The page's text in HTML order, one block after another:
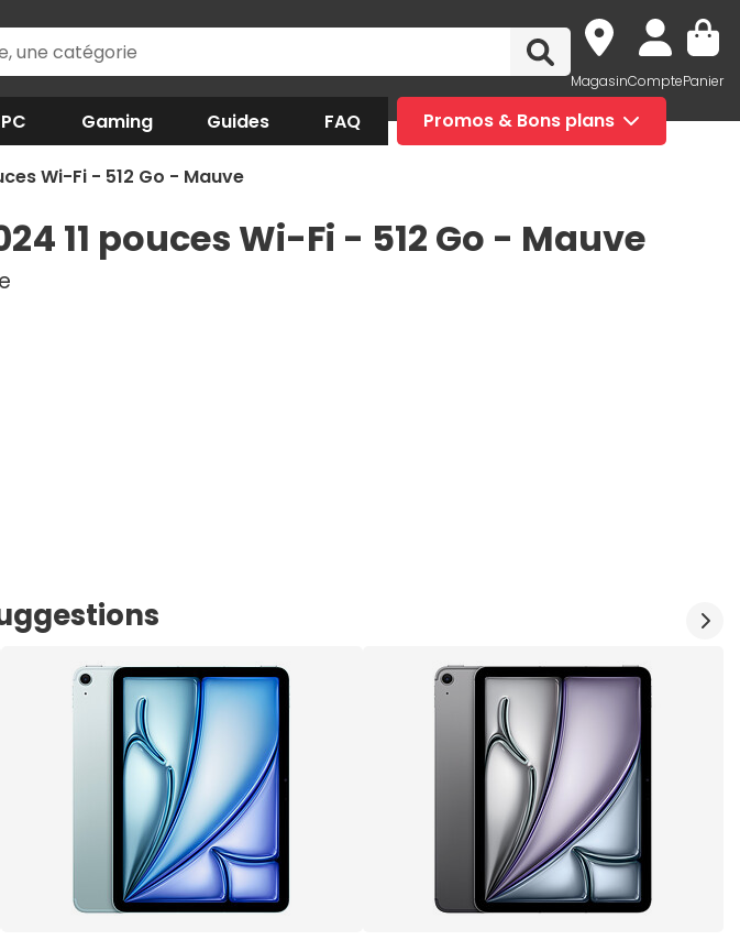
MagasinComptePanier
Gaming Guides FAQ Promos & Bons plans
Wi-Fi - 512 Go - Mauve
11 pouces Wi-Fi - 512 Go - Mauve